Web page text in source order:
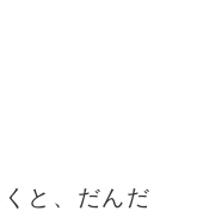
と、だんだ